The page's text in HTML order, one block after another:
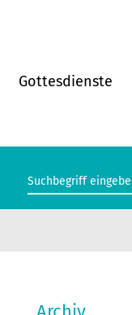
Gottesdienste